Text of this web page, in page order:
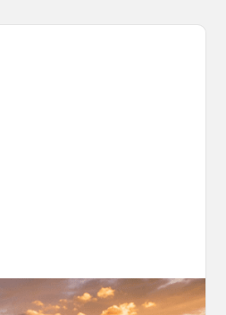
for Content Creators: